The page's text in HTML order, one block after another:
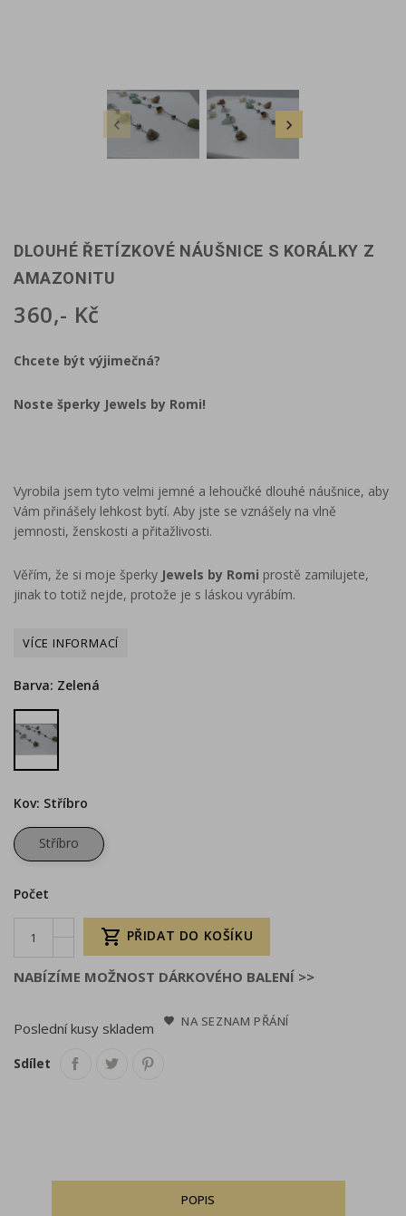
 
DLOUHÉ ŘETÍZKOVÉ NÁUŠNICE S KORÁLKY Z
AMAZONITU
360,- Kč
Chcete být výjimečná?
Noste šperky Jewels by Romi!
Vyrobila jsem tyto velmi jemné a lehoučké dlouhé náušnice, aby
Vám přinášely lehkost bytí. Aby jste se vznášely na vlně
jemnosti, ženskosti a přitažlivosti.
Věřím, že si moje šperky Jewels by Romi prostě zamilujete,
jinak to totiž nejde, protože je s láskou vyrábím.
Barva: Zelená
Zelená
Kov: Stříbro
Stříbro
Počet
 PŘIDAT DO KOŠÍKU
NABÍZÍME MOŽNOST DÁRKOVÉHO BALENÍ >>
Poslední kusy skladem NA SEZNAM PŘÁNÍ
Sdílet
POPIS